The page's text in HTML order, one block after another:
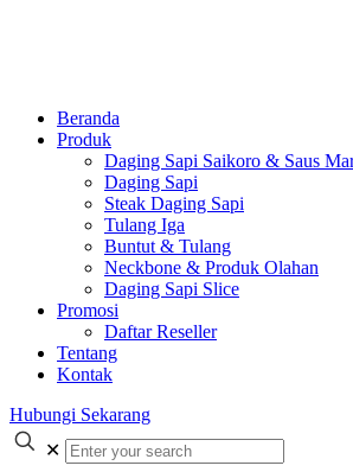
Beranda
Produk
Daging Sapi Saikoro & Saus
Daging Sapi
Steak Daging Sapi
Tulang Iga
Buntut & Tulang
Neckbone & Produk Olahan
Daging Sapi Slice
Promosi
Daftar Reseller
Tentang
Kontak
Hubungi Sekarang
✕